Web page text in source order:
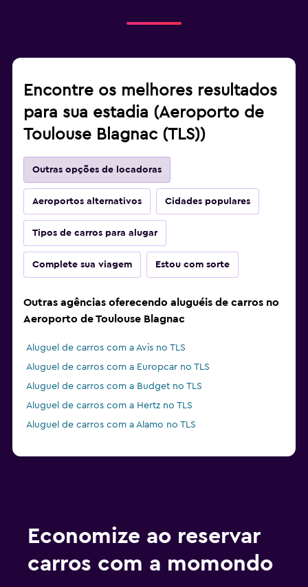
Encontre os melhores resultados
para sua estadia (Aeroporto de
Toulouse Blagnac (TLS))
Outras opções de locadoras
Aeroportos alternativos Cidades populares
Tipos de carros para alugar
Complete sua viagem Estou com sorte
Outras agências oferecendo aluguéis de carros no
Aeroporto de Toulouse Blagnac
Aluguel de carros com a Avis no TLS
Aluguel de carros com a Europcar no TLS
Aluguel de carros com a Budget no TLS
Aluguel de carros com a Hertz no TLS
Aluguel de carros com a Alamo no TLS
Economize ao reservar
carros com a momondo